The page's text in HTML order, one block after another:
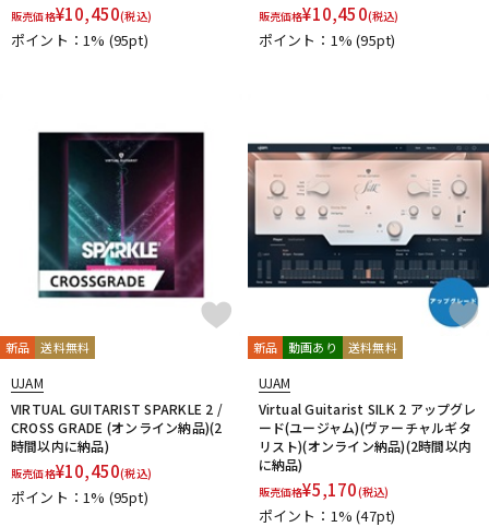
販売価格¥10,450(税込)
ポイント：1% (95pt)
販売価格¥10,450(税込)
ポイント：1%(95pt)
新品 送料無料
UJAM
VIRTUAL GUITARIST SPARKLE 2 /
CROSS GRADE (オンライン納品)(2
時間以内に納品)
販売価格¥10,450(税込)
ポイント：1% (95pt)
新品 動画あり 送料無料
UJAM
Virtual Guitarist SILK 2 アップグレ
ード(ユージャム)(ヴァーチャルギタ
リスト)(オンライン納品)(2時間以内
に納品)
販売価格¥5,170(税込)
ポイント：1%(47pt)